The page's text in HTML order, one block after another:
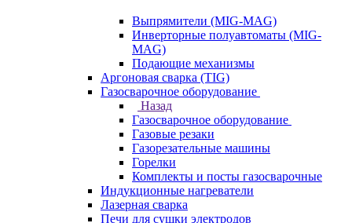
Выпрямители (MIG-MAG)
Инверторные полуавтоматы (MIG-
MAG)
Подающие механизмы
Аргоновая сварка (TIG)
Газосварочное оборудование
Назад
Газосварочное оборудование
Газовые резаки
Газорезательные машины
Горелки
Комплекты и посты газосварочные
Индукционные нагреватели
Лазерная сварка
Печи для сушки электродов